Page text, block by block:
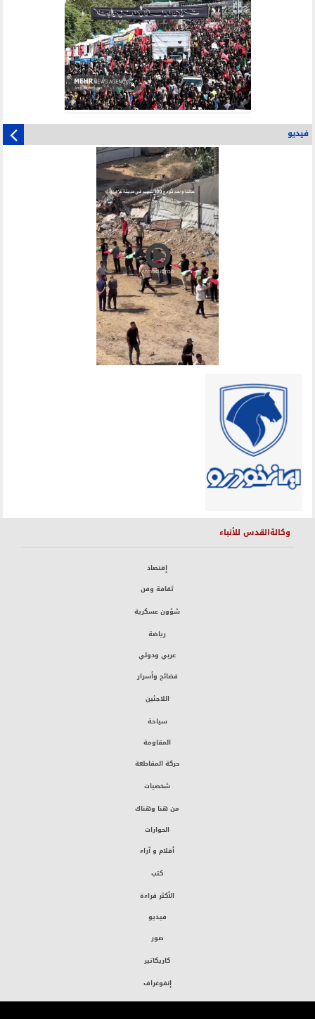
فيديو
وكالةالقدس للأنباء
إقتصاد
ثقافة وفن
شؤون عسكرية
رياضة
عربي ودولي
فضائح وأسرار
اللاجئين
سياحة
المقاومة
حركة المقاطعة
شخصيات
من هنا وهناك
الحوارات
أقلام و آراء
كتب
الأكثر قراءة
فيديو
صور
كاريكاتير
إنفوغراف